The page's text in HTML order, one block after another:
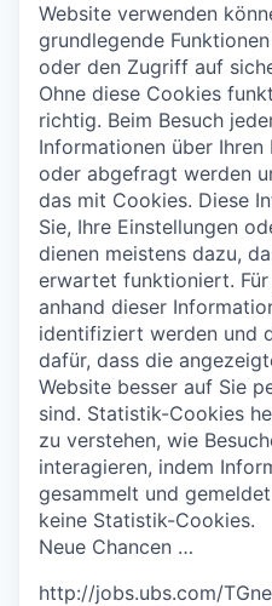
Website verwenden
grundlegende
oder den Zugriff auf
Ohne diese Cookies
richtig. Beim Besuch
Informationen über
oder abgefragt werden
das mit Cookies. Diese
Sie, Ihre Einstellungen
dienen meistens dazu,
erwartet funktioniert.
anhand dieser
identifiziert werden und
dafür, dass die
Website besser auf Sie
sind. Statistik-Cookies
zu verstehen, wie
interagieren, indem
gesammelt und
keine Statistik-Cookies.
Neue Chancen …
http://jobs.ubs.com/